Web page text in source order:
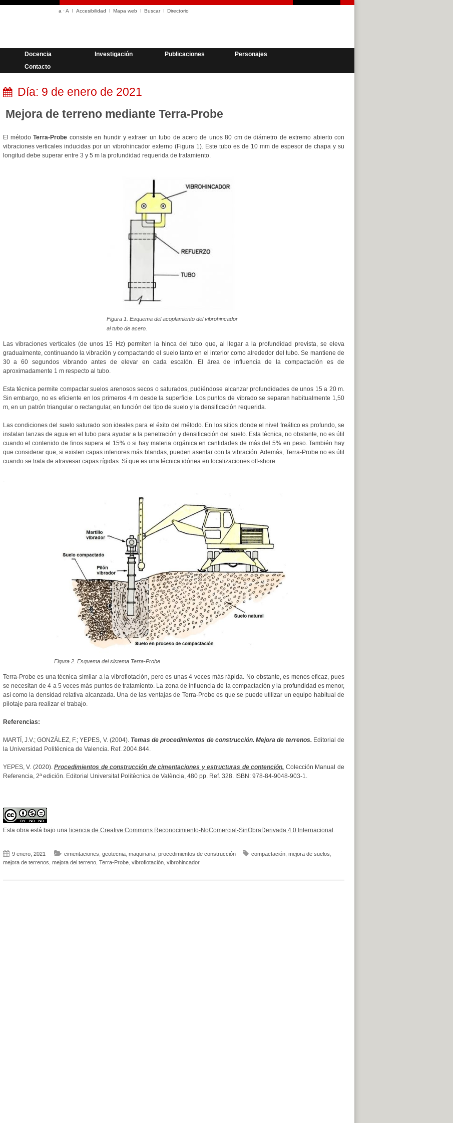
a ·A Accesibilidad Mapa web Buscar Directorio
Docencia Investigación Publicaciones
Personajes
Contacto
Día: 9 de enero de 2021
Mejora de terreno mediante Terra-Probe
El métodoTerra-Probe consiste en hundir y extraer un tubo de acero de unos 80 cm de diámetro de extremo abierto con
vibraciones verticales inducidas por un vibrohincador externo (Figura 1). Este tubo es de 10 mm de espesor de chapa y su
longitud debe superar entre 3 y 5 m la profundidad requerida de tratamiento.
Figura 1. Esquema del acoplamiento del vibrohincador
al tubo de acero.
Las vibraciones verticales (de unos 15 Hz) permiten la hinca del tubo que, al llegar a la profundidad prevista, se eleva
gradualmente, continuando la vibración y compactando el suelo tanto en el interior como alrededor del tubo. Se mantiene de
30 a 60 segundos vibrando antes de elevar en cada escalón. El área de influencia de la compactación es de
aproximadamente 1 m respecto al tubo.
Esta técnica permite compactar suelos arenosos secos o saturados, pudiéndose alcanzar profundidades de unos 15 a 20 m.
Sin embargo, no es eficiente en los primeros 4 m desde la superficie. Los puntos de vibrado se separan habitualmente 1,50
m, en un patrón triangular o rectangular, en función del tipo de suelo y la densificación requerida.
Las condiciones del suelo saturado son ideales para el éxito del método. En los sitios donde el nivel freático es profundo, se
instalan lanzas de agua en el tubo para ayudar a la penetración y densificación del suelo. Esta técnica, no obstante, no es útil
cuando el contenido de finos supera el 15% o si hay materia orgánica en cantidades de más del 5% en peso. También hay
que considerar que, si existen capas inferiores más blandas, pueden asentar con la vibración. Además, Terra-Probe no es útil
cuando se trata de atravesar capas rígidas. Sí que es una técnica idónea en localizaciones off-shore.
.
Figura 2. Esquema del sistema Terra-Probe
Terra-Probe es una técnica similar a la vibroflotación, pero es unas 4 veces más rápida. No obstante, es menos eficaz, pues
se necesitan de 4 a 5 veces más puntos de tratamiento. La zona de influencia de la compactación y la profundidad es menor,
así como la densidad relativa alcanzada. Una de las ventajas de Terra-Probe es que se puede utilizar un equipo habitual de
pilotaje para realizar el trabajo.
Referencias:
MARTÍ, J.V.; GONZÁLEZ, F.; YEPES, V. (2004). Temas de procedimientos de construcción. Mejora de terrenos. Editorial de
la Universidad Politécnica de Valencia. Ref. 2004.844.
YEPES, V. (2020).Procedimientos de construcción de cimentaciones y estructuras de contención. Colección Manual de
Referencia, 2ª edición. Editorial Universitat Politècnica de València, 480 pp. Ref. 328. ISBN: 978-84-9048-903-1.
Esta obra está bajo una licencia de Creative Commons Reconocimiento-NoComercial-SinObraDerivada 4.0 Internacional.
9 enero, 2021 cimentaciones geotecnia, maquinaria, procedimientos de construcción compactación, mejora de suelos
mejora de terrenos mejora del terreno, Terra-Probe, vibroflotación, vibrohincador